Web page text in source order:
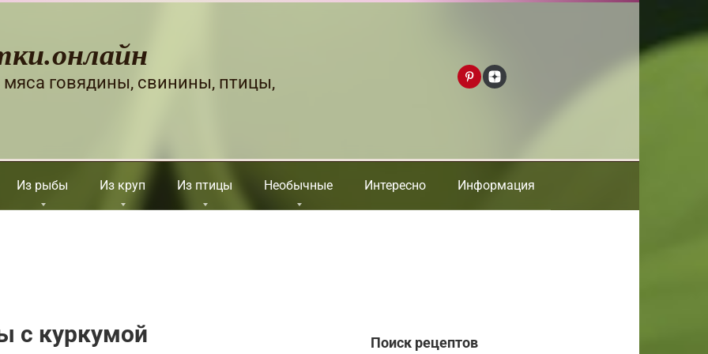
мяса говядины, свинины, птицы,
Из рыбы Из круп Из птицы Необычные Интересно Информация
с куркумой Поиск рецептов